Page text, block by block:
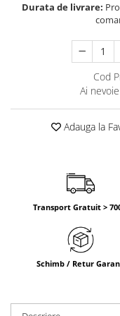
Durata de livrare:
Cod
Ai
Adauga la
Transport Gratuit >
Schimb / Retur